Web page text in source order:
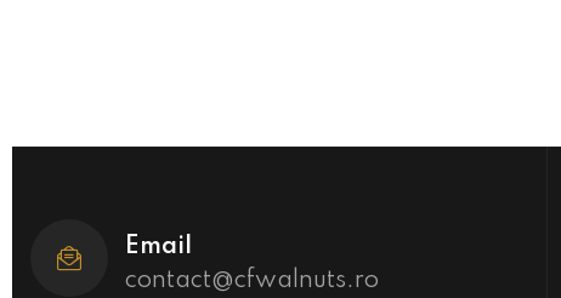
Email
contact@cfwalnuts.ro